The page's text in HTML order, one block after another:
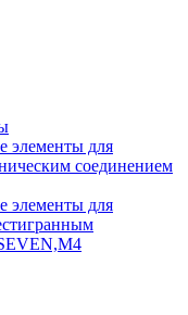
элементы для
соединением
элементы для